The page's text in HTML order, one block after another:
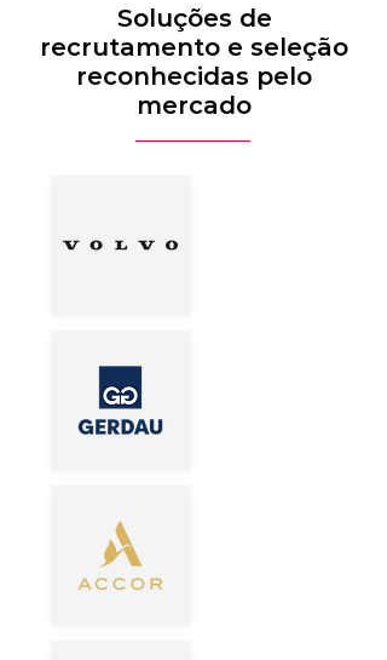
Soluções de
recrutamento e seleção
reconhecidas pelo
mercado